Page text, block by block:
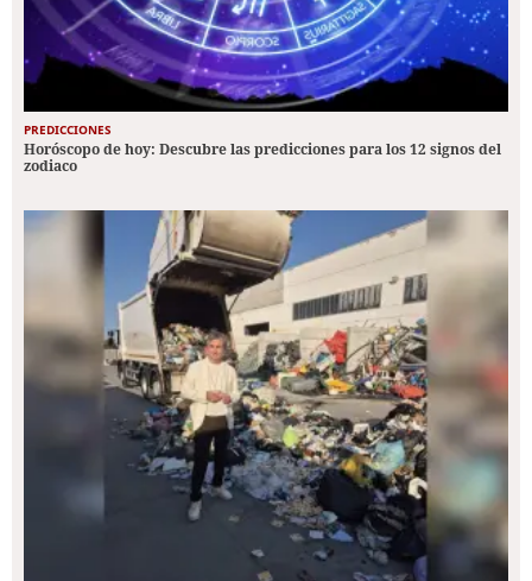
PREDICCIONES
Horóscopo de hoy: Descubre las predicciones para los 12 signos del
zodiaco